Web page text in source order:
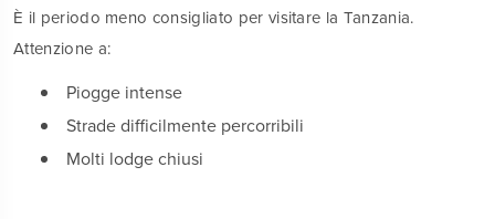
È il periodo meno consigliato per visitare la Tanzania.
Attenzione a:
Piogge intense
Strade difficilmente percorribili
Molti lodge chiusi